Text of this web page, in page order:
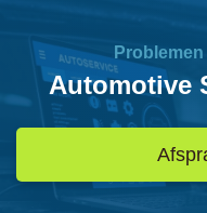
Automotive